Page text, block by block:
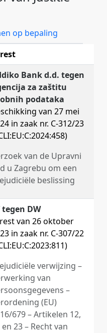
op bepaling
Bank d.d. tegen
za zaštitu
podataka
van 27 mei
in zaak nr. C-312/23
van de Upravni
u Zagrebu om een
beslissing
tegen DW
van 26 oktober
in zaak nr. C-307/22
verwijzing –
van
–
(EU)
679 – Artikelen 12,
en 23 – Recht van